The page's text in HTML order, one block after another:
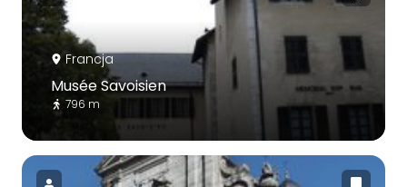
Francja
Musée Savoisien
796 m